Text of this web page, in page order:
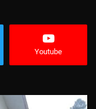
Youtube